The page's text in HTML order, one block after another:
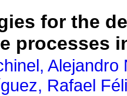
for the
processes
Alejandro
Rafael